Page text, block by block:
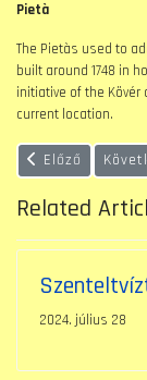
Pietà
The Pietàs used to
built around 1748 in
initiative of the Kövér
current location.
Előző cikk:
Előző
Related
2024. július 28